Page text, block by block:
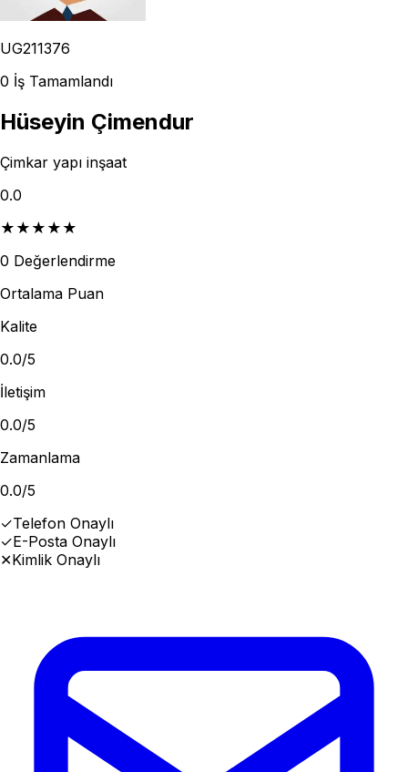
UG211376
0 İş Tamamlandı
Hüseyin Çimendur
Çimkar yapı inşaat
0.0
★ ★ ★ ★ ★
0 Değerlendirme
Ortalama Puan
Kalite
0.0/5
İletişim
0.0/5
Zamanlama
0.0/5
✓Telefon Onaylı
✓E-Posta Onaylı
✕Kimlik Onaylı